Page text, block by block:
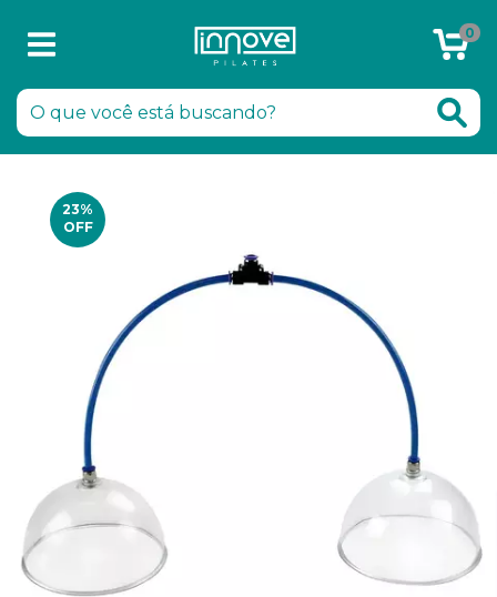
0
23%
OFF
Chamar no WhatsApp